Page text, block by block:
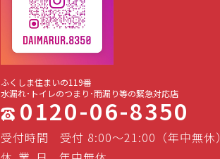
ふくしま住まいの119番
水漏れ･トイレのつまり･雨漏り等の緊急対応店
0120-06-8350
受付時間
受付 8:00～21:00（年中無休）